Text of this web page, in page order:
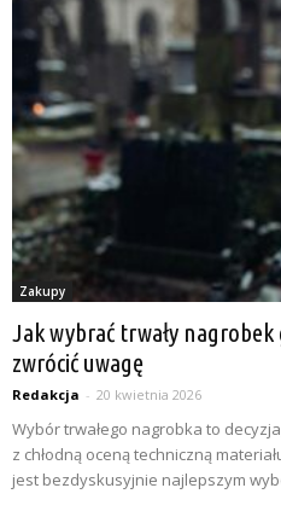
Zakupy
Jak wybrać trwały
zwrócić uwagę
Redakcja - 20 kwietnia 2026
Wybór trwałego nagrobka to
z chłodną oceną techniczną
jest bezdyskusyjnie najlepszym